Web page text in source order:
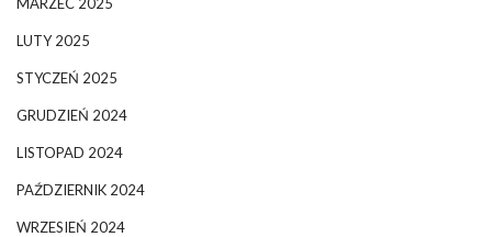
LUTY 2025
STYCZEŃ 2025
GRUDZIEŃ 2024
LISTOPAD 2024
PAŹDZIERNIK 2024
WRZESIEŃ 2024